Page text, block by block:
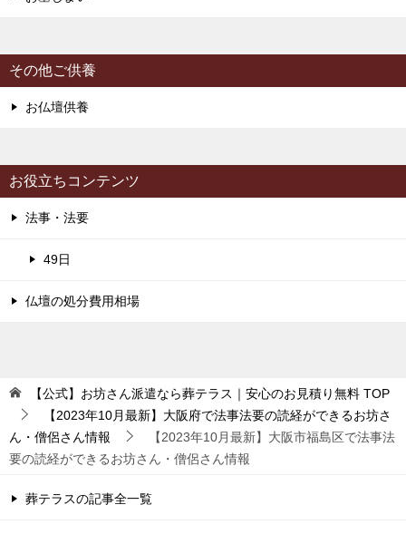
その他ご供養
お仏壇供養
お役立ちコンテンツ
法事・法要
49日
仏壇の処分費用相場
【公式】お坊さん派遣なら葬テラス｜安心のお見積り無料 TOP
【2023年10月最新】大阪府で法事法要の読経ができるお坊さ
ん・僧侶さん情報
【2023年10月最新】大阪市福島区で法事法
要の読経ができるお坊さん・僧侶さん情報
葬テラスの記事全一覧